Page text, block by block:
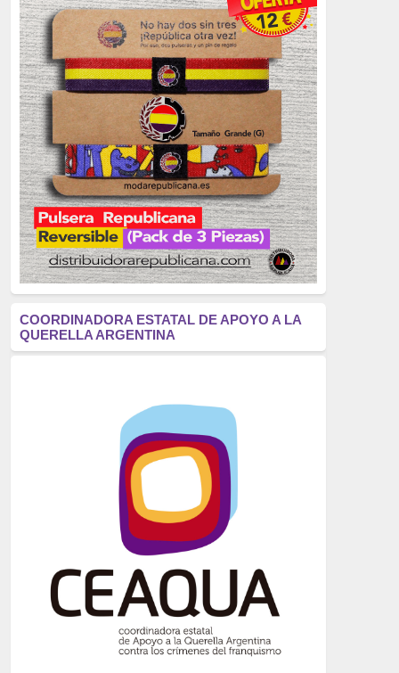
tardofranquismo
(2320)
Actualidad
(2319)
monarquía
(2253)
borbones
(2176)
Cultura
(2163)
Guerra
(1674)
genocidio
(1234)
mujer
(1070)
Eventos
(914)
Crímenes del franquismo
(721)
(699)
(607)
neofranquismo
(567)
Justicia Universal
Derechos Humanos
(522)
Nacionalcatolicismo
(514)
COORDINADORA ESTATAL DE APOYO A LA
QUERELLA ARGENTINA